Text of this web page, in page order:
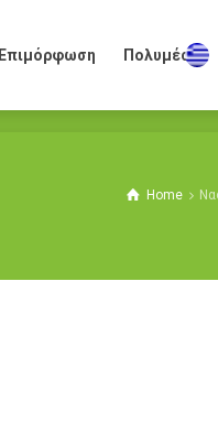
Επιμόρφωση Πολυμέσα
Home